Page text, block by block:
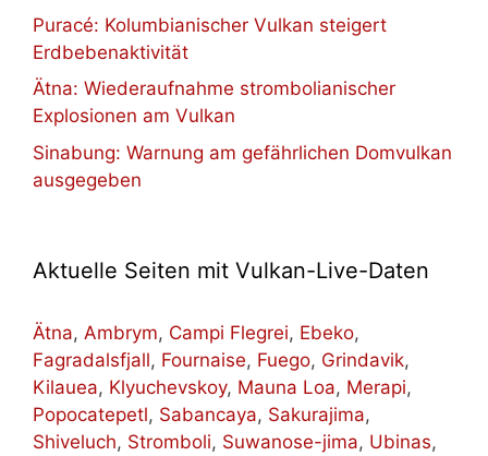
Puracé: Kolumbianischer Vulkan steigert
Erdbebenaktivität
Ätna: Wiederaufnahme strombolianischer
Explosionen am Vulkan
Sinabung: Warnung am gefährlichen Domvulkan
ausgegeben
Aktuelle Seiten mit Vulkan-Live-Daten
Ätna, Ambrym, Campi Flegrei, Ebeko,
Fagradalsfjall, Fournaise, Fuego, Grindavik,
Kilauea, Klyuchevskoy, Mauna Loa, Merapi,
Popocatepetl, Sabancaya, Sakurajima,
Shiveluch, Stromboli, Suwanose-jima, Ubinas,